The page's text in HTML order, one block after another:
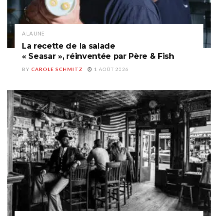
A LA UNE
La recette de la salade
« Seasar », réinventée par Père & Fish
BY CAROLE SCHMITZ 1 AOÛT 2026